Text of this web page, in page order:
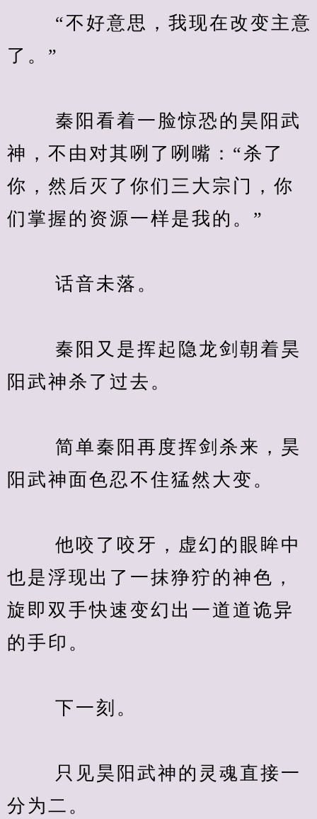
“不好意思，我现在改变主意
了。”
秦阳看着一脸惊恐的昊阳武
神，不由对其咧了咧嘴：“杀了
你，然后灭了你们三大宗门，你
们掌握的资源一样是我的。”
话音未落。
秦阳又是挥起隐龙剑朝着昊
阳武神杀了过去。
简单秦阳再度挥剑杀来，昊
阳武神面色忍不住猛然大变。
他咬了咬牙，虚幻的眼眸中
也是浮现出了一抹狰狞的神色，
旋即双手快速变幻出一道道诡异
的手印。
下一刻。
只见昊阳武神的灵魂直接一
分为二。